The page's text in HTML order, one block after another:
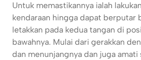
Untuk memastikannya ialah
kendaraan hingga dapat berputar
letakkan pada kedua tangan di
bawahnya. Mulai dari gerakkan
dan menunjangnya dan juga amati